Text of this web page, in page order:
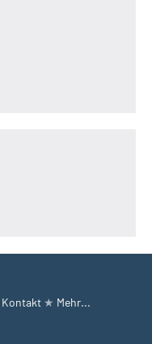
Kontakt★ Mehr...